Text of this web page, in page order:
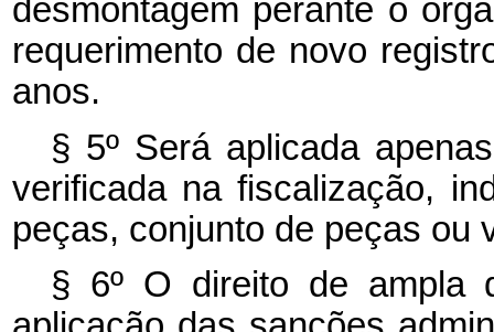
desmontagem perante o
requerimento de novo
anos.
§ 5º Será aplicada
verificada na fiscalização,
peças, conjunto de peças ou
§ 6º O direito de ampla